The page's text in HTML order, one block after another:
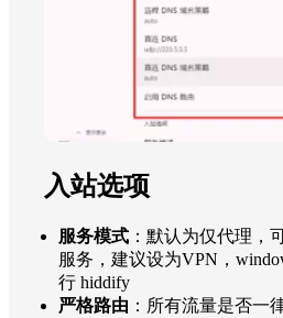
入站选项
服务模式 ：默认为仅代理，
服务，建议设为VPN，
行 hiddify
严格路由 ：所有流量是否一